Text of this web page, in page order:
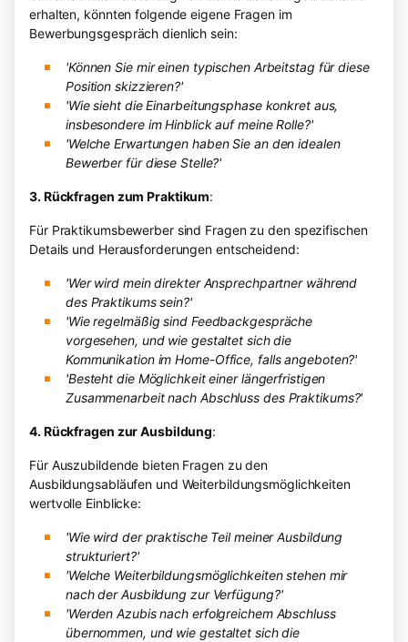
erhalten, könnten folgende eigene Fragen im
Bewerbungsgespräch dienlich sein:
'Können Sie mir einen typischen Arbeitstag für diese
Position skizzieren?'
'Wie sieht die Einarbeitungsphase konkret aus,
insbesondere im Hinblick auf meine Rolle?'
'Welche Erwartungen haben Sie an den idealen
Bewerber für diese Stelle?'
3. Rückfragen zum Praktikum:
Für Praktikumsbewerber sind Fragen zu den spezifischen
Details und Herausforderungen entscheidend:
'Wer wird mein direkter Ansprechpartner während
des Praktikums sein?'
'Wie regelmäßig sind Feedbackgespräche
vorgesehen, und wie gestaltet sich die
Kommunikation im Home-Office, falls angeboten?'
'Besteht die Möglichkeit einer längerfristigen
Zusammenarbeit nach Abschluss des Praktikums?'
4. Rückfragen zur Ausbildung:
Für Auszubildende bieten Fragen zu den
Ausbildungsabläufen und Weiterbildungsmöglichkeiten
wertvolle Einblicke:
'Wie wird der praktische Teil meiner Ausbildung
strukturiert?'
'Welche Weiterbildungsmöglichkeiten stehen mir
nach der Ausbildung zur Verfügung?'
'Werden Azubis nach erfolgreichem Abschluss
übernommen, und wie gestaltet sich die